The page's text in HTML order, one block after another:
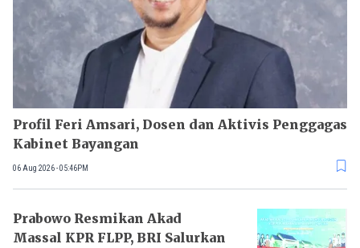
Profil Feri Amsari, Dosen dan Aktivis Penggagas
Kabinet Bayangan
06 Aug 2026 - 05:46PM
Prabowo Resmikan Akad
Massal KPR FLPP, BRI Salurkan